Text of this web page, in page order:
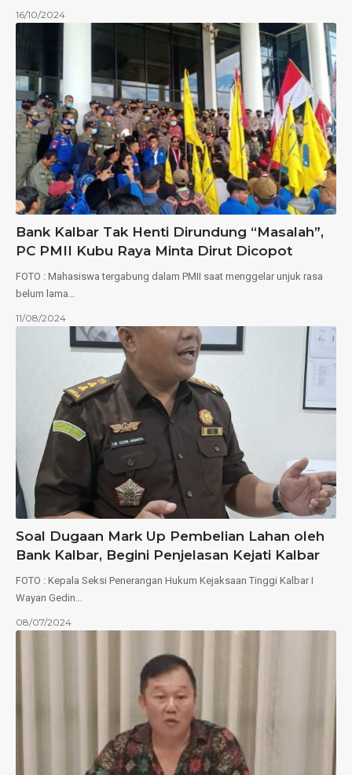
16/10/2024
Bank Kalbar Tak Henti Dirundung “Masalah”,
PC PMII Kubu Raya Minta Dirut Dicopot
FOTO : Mahasiswa tergabung dalam PMII saat menggelar unjuk rasa
belum lama…
11/08/2024
Soal Dugaan Mark Up Pembelian Lahan oleh
Bank Kalbar, Begini Penjelasan Kejati Kalbar
FOTO : Kepala Seksi Penerangan Hukum Kejaksaan Tinggi Kalbar I
Wayan Gedin…
08/07/2024